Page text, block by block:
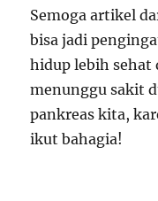
Semoga artikel
bisa jadi
hidup lebih sehat
menunggu sakit
pankreas kita,
ikut bahagia!